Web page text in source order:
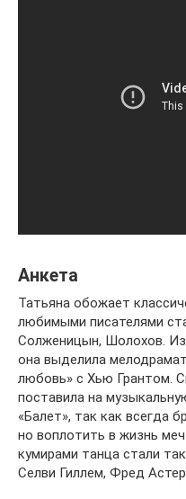
Анкета
Татьяна обожает
любимыми писателями
Солженицын, Шолохов.
она выделила
любовь» с Хью Грантом.
поставила на
«Балет», так как всегда
но воплотить в жизнь
кумирами танца стали
Селви Гиллем, Фред